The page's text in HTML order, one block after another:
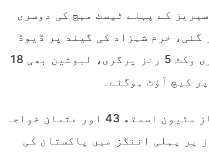
کے پہلے ٹیسٹ میچ کی دوسری
گئی، خرم شہزاد کی گیند پر ڈیوڈ
وارنر کیچ آؤٹ ہو گئے، میزبان ٹیم کی دوسری وکٹ 5 رنز پرگری، لبوشین بھی 18
آج تیسرے دن کے اختتام پر آسٹریلوی بلے باز سٹیون اسمتھ 43 اور عثمان خواجہ
پر پہلی اننگز میں پاکستان کی